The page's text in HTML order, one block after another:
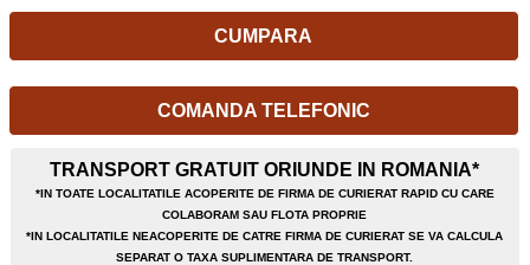
CUMPARA
COMANDA TELEFONIC
TRANSPORT GRATUIT ORIUNDE IN ROMANIA*
*IN TOATE LOCALITATILE ACOPERITE DE FIRMA DE CURIERAT RAPID CU CARE
COLABORAM SAU FLOTA PROPRIE
*IN LOCALITATILE NEACOPERITE DE CATRE FIRMA DE CURIERAT SE VA CALCULA
SEPARAT O TAXA SUPLIMENTARA DE TRANSPORT.